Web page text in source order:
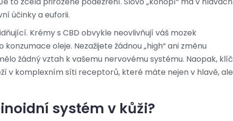
účinky a euforii.
Krémy s CBD obvykle neovlivňují váš mozek
oleje. Nezažijete žádnou „high“ ani změnu
žádný vztah k vašemu nervovému systému. Naopak, klíč
v komplexním síti receptorů, které máte nejen v hlavě, ale
systém v kůži?